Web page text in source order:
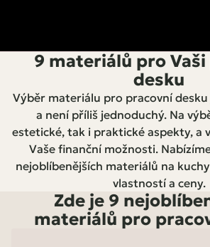
9 materiálů pro
desku
Výběr materiálu pro pracovní
a není příliš jednoduchý. Na
estetické, tak i praktické aspekty, a
Vaše finanční možnosti.
nejoblíbenějších materiálů na
vlastností a ceny.
Zde je 9
materiálů pro